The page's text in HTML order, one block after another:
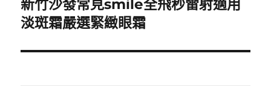
下
一
文
新竹沙發常見smile全飛秒雷射適用
淡斑霜嚴選緊緻眼霜